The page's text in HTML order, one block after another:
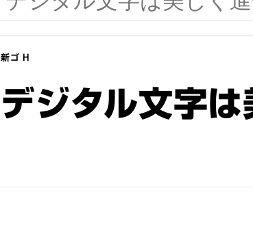
新ゴ H
デジタル文字